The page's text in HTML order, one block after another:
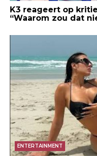
K3 reageert op
“Waarom zou dat
ENTERTAINMENT